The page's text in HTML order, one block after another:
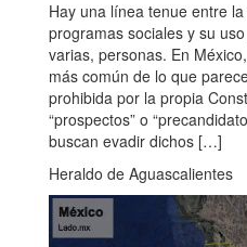
Hay una línea tenue entre
programas sociales y su
varias, personas. En
más común de lo que
prohibida por la propia
“prospectos” o
buscan evadir dichos […]
Heraldo de Aguascalientes